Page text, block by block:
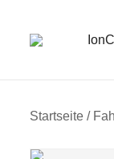
content
Reparatur E-
Startseite /